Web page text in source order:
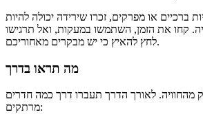
ברכיים או מפרקים, זכרו שירידה יכולה להיות
קחו את הזמן, השתמשו במעקות, ואל תרגישו
לחץ להאיץ כי יש מבקרים מאחוריכם.
מה תראו בדרך
מהחוויה. לאורך הדרך תעברו דרך כמה חדרים
מרתקים: